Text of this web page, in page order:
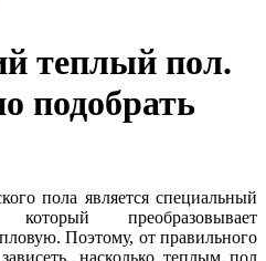
теплый пол.
подобрать
пола является специальный
преобразовывает
Поэтому, от правильного
насколько теплым пол